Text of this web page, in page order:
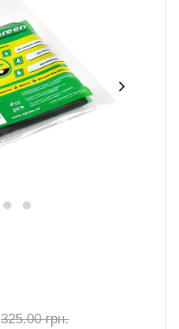
325.00грн.